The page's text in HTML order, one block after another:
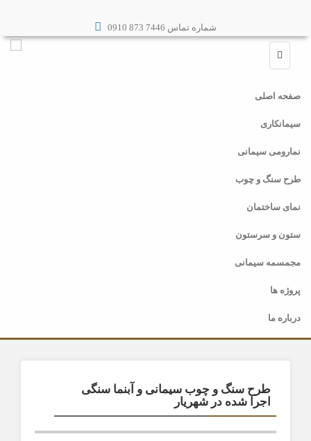
شماره تماس 7446 873 0910
صفحه اصلی
سیمانکاری
نمارومی سیمانی
طرح سنگ و چوب
نمای ساختمان
ستون و سرستون
مجمسمه سیمانی
پروژه ها
درباره ما
طرح سنگ و چوب سیمانی و آبنما سنگی
اجرا شده در شهریار